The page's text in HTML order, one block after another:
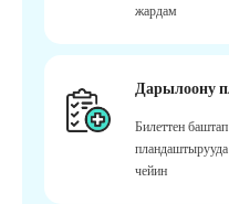
жардам
Дарылоону
Билеттен
пландаштырууда
чейин